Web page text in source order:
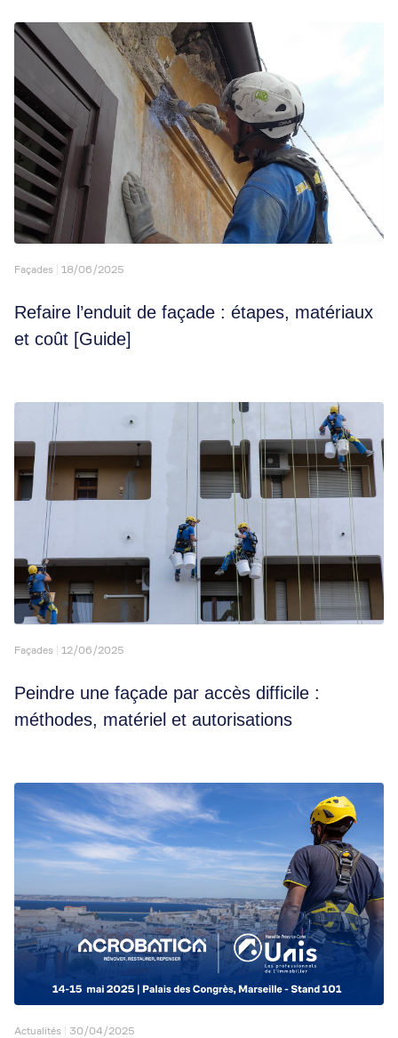
Façades 18/06/2025
Refaire l’enduit de façade : étapes, matériaux
et coût [Guide]
Façades 12/06/2025
Peindre une façade par accès difficile :
méthodes, matériel et autorisations
Actualités 30/04/2025